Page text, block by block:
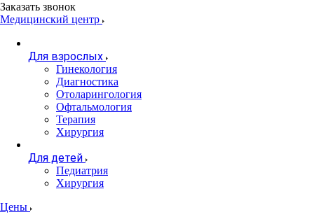
Заказать звонок
Медицинский центр
Для взрослых
Гинекология
Диагностика
Отоларингология
Офтальмология
Терапия
Хирургия
Для детей
Педиатрия
Хирургия
Цены